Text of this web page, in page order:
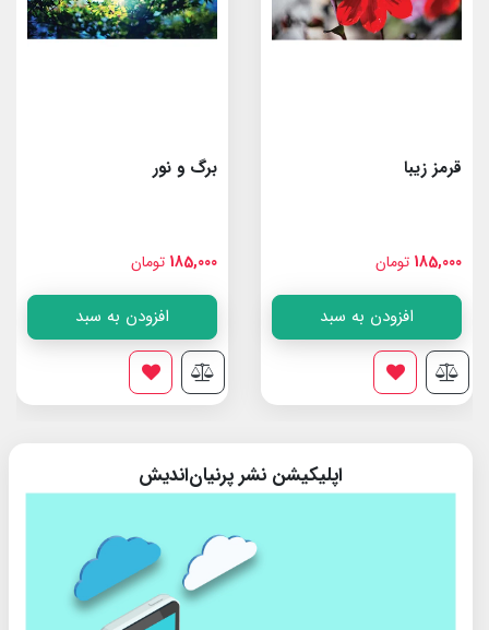
قرمز زیبا
185,000 تومان
افزودن به سبد
برگ و نور
185,000 تومان
افزودن به سبد
اپلیکیشن نشر پرنیان‌اندیش